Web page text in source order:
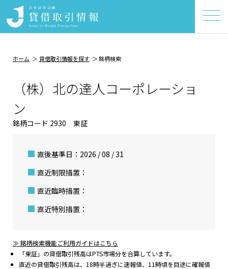
ホーム 貸借取引情報を探す 銘柄検索
（株）北の達人コーポレーショ
ン
銘柄コード 2930 東証
直後基準日：2026 / 08 / 31
直近制限措置：
直近臨時措置：
直近特別措置：
≫ 銘柄検索機能ご利用ガイドはこちら
「東証」の貸借取引残高はPTS市場分を合算しています。
直近の貸借取引残高は、18時半過ぎに速報値、11時頃を目途に確報値